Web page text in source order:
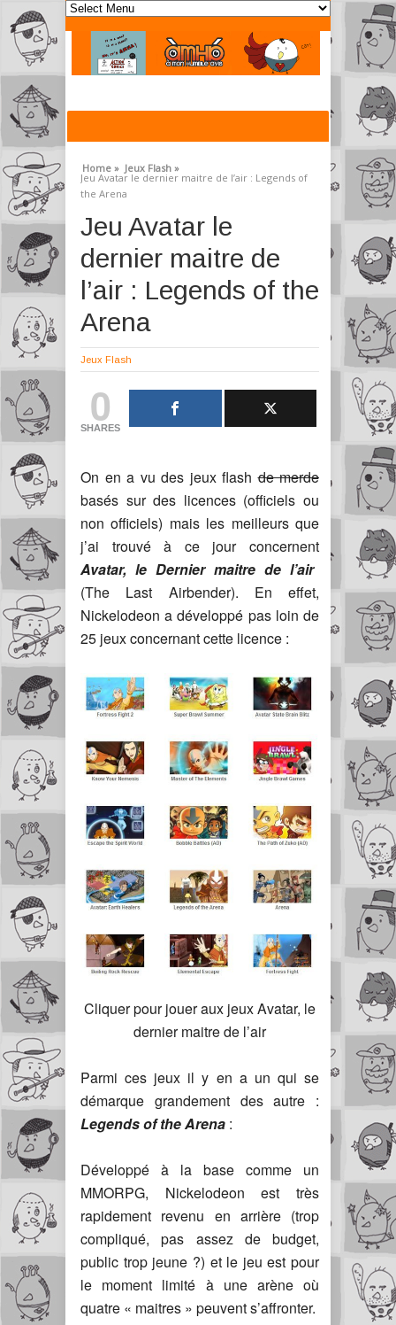
Home » Jeux Flash »
Jeu Avatar le dernier maitre de l’air : Legends of
the Arena
Jeu Avatar le
dernier maitre de
l’air : Legends of the
Arena
Jeux Flash
0
SHARES
On en a vu des jeux flashde merde
basés sur des licences (officiels ou
non officiels) mais les meilleurs que
j’ai trouvé à ce jour concernent
Avatar, le Dernier maitre de l’air
(The Last Airbender). En effet,
Nickelodeon a développé pas loin de
25 jeux concernant cette licence :
Cliquer pour jouer aux jeux Avatar, le
dernier maitre de l’air
Parmi ces jeux il y en a un qui se
démarque grandement des autre :
Legends of the Arena :
Développé à la base comme un
MMORPG, Nickelodeon est très
rapidement revenu en arrière (trop
compliqué, pas assez de budget,
public trop jeune ?) et le jeu est pour
le moment limité à une arène où
quatre « maitres » peuvent s’affronter.